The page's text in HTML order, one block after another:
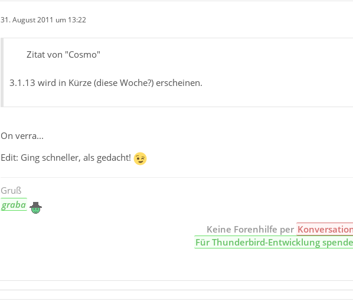
31. August 2011 um 13:22
Zitat von "Cosmo"
3.1.13 wird in Kürze (diese Woche?) erscheinen.
On verra...
Edit: Ging schneller, als gedacht!
Gruß
graba
Keine Forenhilfe per
Für Thunderbird-Entwicklung